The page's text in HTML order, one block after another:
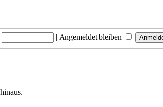
| Angemeldet bleiben